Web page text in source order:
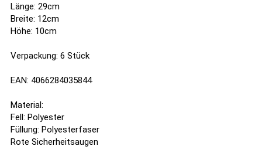
Länge: 29cm
Breite: 12cm
Höhe: 10cm
Verpackung: 6 Stück
EAN: 4066284035844
Material:
Fell: Polyester
Füllung: Polyesterfaser
Rote Sicherheitsaugen